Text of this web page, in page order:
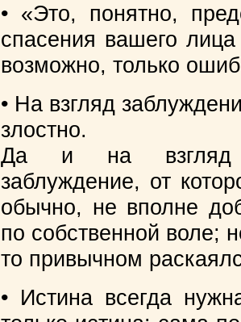
• «Это, понятно,
спасения вашего
возможно, только
• На взгляд
злостно.
Да и на взгляд
заблуждение, от
обычно, не вполне
по собственной воле;
то привычном
• Истина всегда